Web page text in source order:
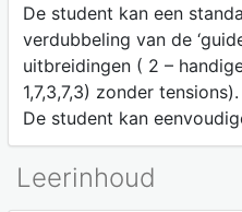
De student kan een
verdubbeling van de
uitbreidingen ( 2 –
1,7,3,7,3) zonder tensions).
De student kan
Leerinhoud